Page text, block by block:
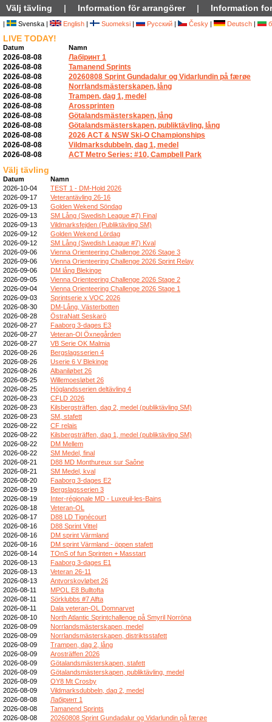
Välj tävling | Information för arrangörer | Information
| Svenska | English | Suomeksi | Русский | Česky | Deutsch |
LIVE TODAY!
Datum Namn
2026-08-08
Лабіринт 1
2026-08-08
Tamanend Sprints
2026-08-08
20260808 Sprint Gundadalur og Vidarlundin på færøe
2026-08-08
Norrlandsmästerskapen, lång
2026-08-08
Trampen, dag 1, medel
2026-08-08
Arossprinten
2026-08-08
Götalandsmästerskapen, lång
2026-08-08
Götalandsmästerskapen, publiktävling, lång
2026-08-08
2026 ACT & NSW Ski-O Championships
2026-08-08
Vildmarksdubbeln, dag 1, medel
2026-08-08
ACT Metro Series: #10, Campbell Park
Välj tävling
Datum
Namn
2026-10-04
TEST 1 - DM-Hold 2026
2026-09-17
Veterantävling 26-16
2026-09-13
Golden Wekend Söndag
2026-09-13
SM Lång (Swedish League #7) Final
2026-09-13
Vildmarksfejden (Publiktävling SM)
2026-09-12
Golden Wekend Lördag
2026-09-12
SM Lång (Swedish League #7) Kval
2026-09-06
Vienna Orienteering Challenge 2026 Stage 3
2026-09-06
Vienna Orienteering Challenge 2026 Sprint Relay
2026-09-06
DM lång Blekinge
2026-09-05
Vienna Orienteering Challenge 2026 Stage 2
2026-09-04
Vienna Orienteering Challenge 2026 Stage 1
2026-09-03
Sprintserie x VOC 2026
2026-08-30
DM-Lång, Västerbotten
2026-08-28
ÖstraNatt Seskarö
2026-08-27
Faaborg 3-dages E3
2026-08-27
Veteran-Ol Öxnegården
2026-08-27
VB Serie OK Malmia
2026-08-26
Bergslagsserien 4
2026-08-26
Userie 6 V Blekinge
2026-08-26
Albaniløbet 26
2026-08-25
Willemoesløbet 26
2026-08-25
Höglandsserien deltävling 4
2026-08-23
CFLD 2026
2026-08-23
Kilsbergsträffen, dag 2, medel (publiktävling SM)
2026-08-23
SM, stafett
2026-08-22
CF relais
2026-08-22
Kilsbergsträffen, dag 1, medel (publiktävling SM)
2026-08-22
DM Mellem
2026-08-22
SM Medel, final
2026-08-21
D88 MD Monthureux sur Saône
2026-08-21
SM Medel, kval
2026-08-20
Faaborg 3-dages E2
2026-08-19
Bergslagsserien 3
2026-08-19
Inter-régionale MD - Luxeuil-les-Bains
2026-08-18
Veteran-OL
2026-08-17
D88 LD Tignécourt
2026-08-16
D88 Sprint Vittel
2026-08-16
DM sprint Värmland
2026-08-16
DM sprint Värmland - öppen stafett
2026-08-14
TOnS of fun Sprinten + Masstart
2026-08-13
Faaborg 3-dages E1
2026-08-13
Veteran 26-11
2026-08-13
Antvorskovløbet 26
2026-08-11
MPOL E8 Bulltofta
2026-08-11
Sörklubbs #7 Alfta
2026-08-11
Dala veteran-OL Domnarvet
2026-08-10
North Atlantic Sprintchallenge på Smyril Norröna
2026-08-09
Norrlandsmästerskapen, medel
2026-08-09
Norrlandsmästerskapen, distriktsstafett
2026-08-09
Trampen, dag 2, lång
2026-08-09
Arosträffen 2026
2026-08-09
Götalandsmästerskapen, stafett
2026-08-09
Götalandsmästerskapen, publiktävling, medel
2026-08-09
OY8 Mt Crosby
2026-08-09
Vildmarksdubbeln, dag 2, medel
2026-08-08
Лабіринт 1
2026-08-08
Tamanend Sprints
2026-08-08
20260808 Sprint Gundadalur og Vidarlundin på færøe